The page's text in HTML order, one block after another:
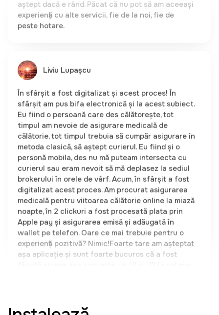
În sfârșit a fost digitalizat și acest proces! În
sfârșit am pus bifa electronică și la acest subiect.
timpul am nevoie de asigurare medicală de
călătorie, tot timpul trebuia să cumpăr asigurare în
metoda clasică, să aștept curierul. Eu fiind și o
personă mobila, des nu mă puteam intersecta cu
curierul sau eram nevoit să mă deplasez la sediul
brokerului în orele de vârf. Acum, în sfârșit a fost
digitalizat acest proces. Am procurat asigurarea
medicală pentru viitoarea călătorie online la miază
noapte, în 2 clickuri a fost procesată plata prin
Apple pay și asigurarea emisă și adăugată în
wallet pe telefon. Oare ce mai trebuie pentru o
experiență pozitivă? Nimic!Foarte tare am așteptat
așa aplicație și sunt foarte bucuros că a fost
făcută anume așa cum este, un UI și UX la cel mai
înalt nivel. Un produs autohton demn de mândrie.